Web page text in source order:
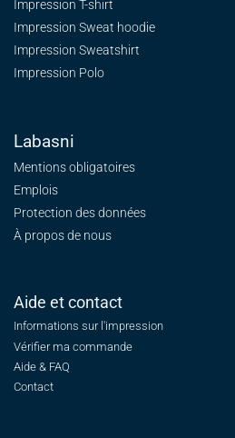
Impression T-shirt
Impression Sweat hoodie
Impression Sweatshirt
Impression Polo
Labasni
Mentions obligatoires
Emplois
Protection des données
À propos de nous
Aide et contact
Informations sur l'impression
Vérifier ma commande
Aide & FAQ
Contact